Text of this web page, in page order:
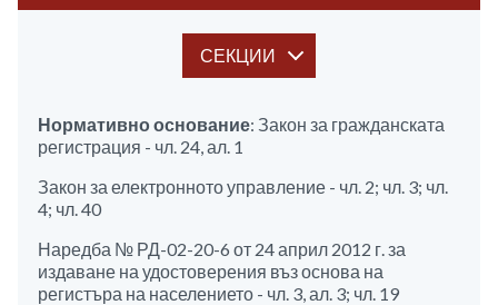
СЕКЦИИ
Нормативно основание: Закон за гражданската
регистрация - чл. 24, ал. 1
Закон за електронното управление - чл. 2; чл. 3; чл.
4; чл. 40
Наредба № РД-02-20-6 от 24 април 2012 г. за
издаване на удостоверения въз основа на
регистъра на населението - чл. 3, ал. 3; чл. 19